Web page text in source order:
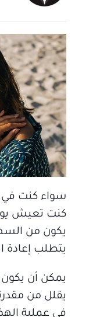
سواء كنت في
كنت تعيش
يكون من
يتطلب إعادة
يمكن أن
يقلل من
في عملية